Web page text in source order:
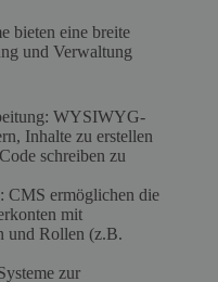
bieten eine breite
und Verwaltung
WYSIWYG-
Inhalte zu erstellen
schreiben zu
CMS ermöglichen die
mit
und Rollen (z.B.
zur